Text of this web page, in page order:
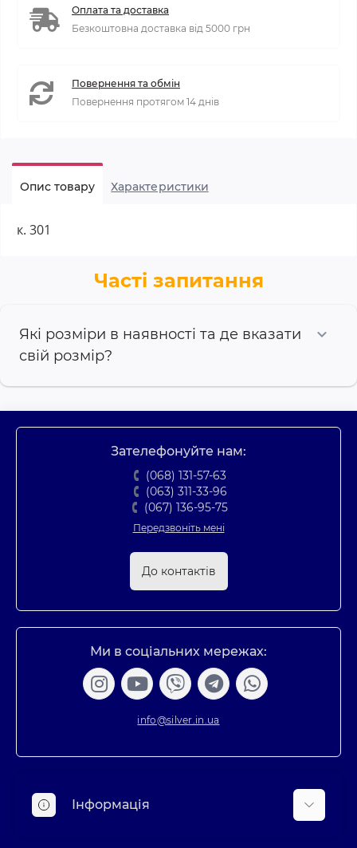
Оплата та доставка
Безкоштовна доставка від 5000 грн
Повернення та обмін
Повернення протягом 14 днів
Опис товару Характеристики
к. 301
Часті запитання
Які розміри в наявності та де вказати
свій розмір?
Зателефонуйте нам:
(068) 131-57-63
(063) 311-33-96
(067) 136-95-75
Передзвоніть мені
До контактів
Ми в соціальних мережах:
info@silver.in.ua
Інформація